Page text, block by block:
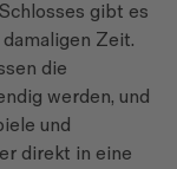
gibt es
Zeit.
die
werden, und
und
direkt in eine